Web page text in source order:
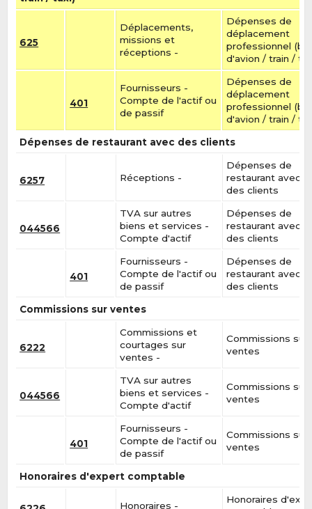
625
Déplacements,
missions et
réceptions -
Dépenses de
déplacement
professionnel
d'avion / train /
401
Fournisseurs -
Compte de l'actif ou
de passif
Dépenses de
déplacement
professionnel
d'avion / train /
Dépenses de restaurant avec des clients
6257 Réceptions -
Dépenses de
restaurant avec
des clients
044566
TVA sur autres
biens et services -
Compte d'actif
Dépenses de
restaurant avec
des clients
401
Fournisseurs -
Compte de l'actif ou
de passif
Dépenses de
restaurant avec
des clients
Commissions sur ventes
6222
Commissions et
courtages sur
ventes -
Commissions sur
ventes
044566
TVA sur autres
biens et services -
Compte d'actif
Commissions sur
ventes
401
Fournisseurs -
Compte de l'actif ou
de passif
Commissions sur
ventes
Honoraires d'expert comptable
Honoraires -
Honoraires